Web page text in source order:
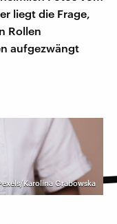
liegt die Frage,
Rollen
aufgezwängt
Karolina Grabowska